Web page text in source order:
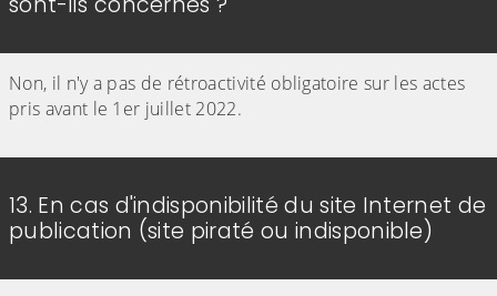
Non, il n'y a pas de rétroactivité obligatoire sur les actes
pris avant le 1er juillet 2022.
13. En cas d'indisponibilité du site Internet de
publication (site piraté ou indisponible)